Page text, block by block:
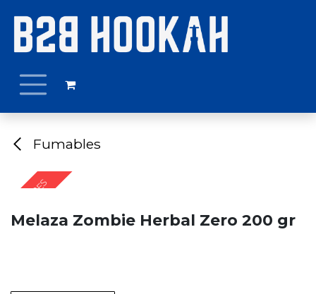
Fumables
+ SABORES
Melaza Zombie Herbal Zero 200 gr